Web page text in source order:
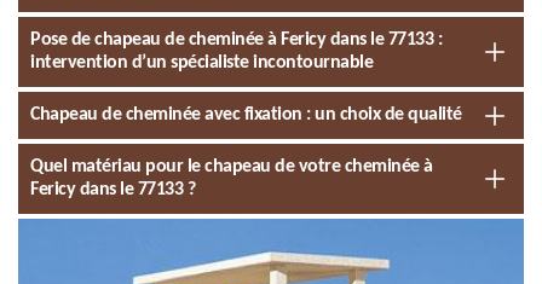
Pose de chapeau de cheminée à Fericy dans le 77133 :
intervention d’un spécialiste incontournable
Chapeau de cheminée avec fixation : un choix de qualité
Quel matériau pour le chapeau de votre cheminée à
Fericy dans le 77133 ?